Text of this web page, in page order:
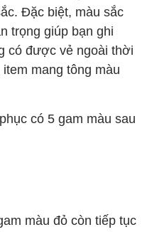
Đặc biệt, màu sắc
trọng giúp bạn ghi
có được vẻ ngoài thời
mang tông màu
có 5 gam màu sau
màu đỏ còn tiếp tục